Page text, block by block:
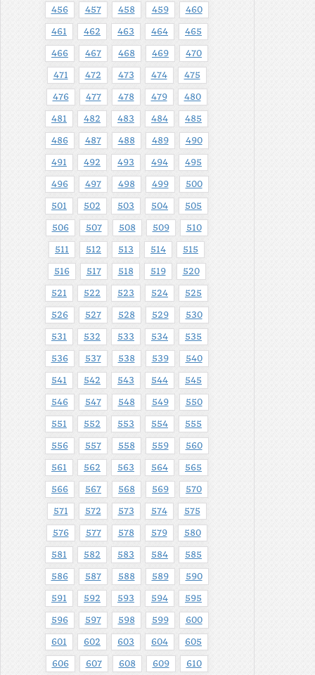
456 457 458 459 460
461 462 463 464 465
466 467 468 469 470
471 472 473 474 475
476 477 478 479 480
481 482 483 484 485
486 487 488 489 490
491 492 493 494 495
496 497 498 499 500
501 502 503 504 505
506 507 508 509 510
511 512 513 514 515
516 517 518 519 520
521 522 523 524 525
526 527 528 529 530
531 532 533 534 535
536 537 538 539 540
541 542 543 544 545
546 547 548 549 550
551 552 553 554 555
556 557 558 559 560
561 562 563 564 565
566 567 568 569 570
571 572 573 574 575
576 577 578 579 580
581 582 583 584 585
586 587 588 589 590
591 592 593 594 595
596 597 598 599 600
601 602 603 604 605
606 607 608 609 610